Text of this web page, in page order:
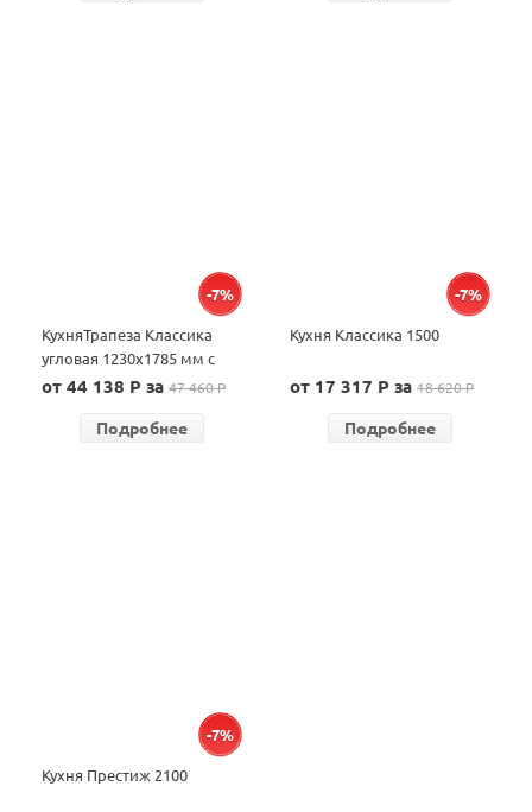
-7%
КухняТрапеза Классика
угловая 1230х1785 мм с
гнутыми фасадами
от 44 138 P за47 460 P
Подробнее
-7%
Кухня Классика 1500
от 17 317 P за18 620 P
Подробнее
-7%
Кухня Престиж 2100